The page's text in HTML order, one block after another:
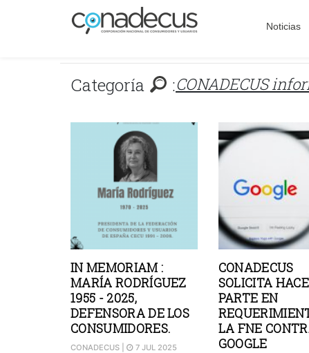
Noticias
Categoría :CONADECUS
IN MEMORIAM :
MARÍA RODRÍGUEZ
1955 - 2025,
DEFENSORA DE LOS
CONSUMIDORES.
CONADECUS 7 JUL 2025
CONADECUS
SOLICITA
PARTE EN
LA FNE
GOOGLE